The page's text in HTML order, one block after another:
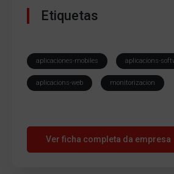
Etiquetas
aplicaciones-mobiles aplicacions-
aplicacions-web monitorizacion
Ver ficha completa da empresa